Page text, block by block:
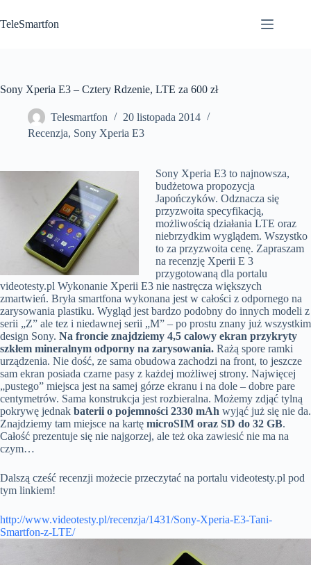
do
treści
TeleSmartfon
Sony Xperia E3 – Cztery Rdzenie, LTE za 600 zł
Telesmartfon
20 listopada 2014
Recenzja, Sony Xperia E3
Sony Xperia E3 to najnowsza,
budżetowa propozycja
Japończyków. Odznacza się
przyzwoita specyfikacją,
możliwością działania LTE oraz
niebrzydkim wyglądem. Wszystko
to za przyzwoita cenę. Zapraszam
na recenzję Xperii E 3
przygotowaną dla portalu
videotesty.pl Wykonanie Xperii E3 nie nastręcza większych
zmartwień. Bryła smartfona wykonana jest w całości z odpornego na
zarysowania plastiku. Wygląd jest bardzo podobny do innych modeli z
serii „Z” ale tez i niedawnej serii „M” – po prostu znany już wszystkim
design Sony. Na froncie znajdziemy 4,5 calowy ekran przykryty
szkłem mineralnym odporny na zarysowania. Rażą spore ramki
urządzenia. Nie dość, ze sama obudowa zachodzi na front, to jeszcze
sam ekran posiada czarne pasy z każdej możliwej strony. Najwięcej
„pustego” miejsca jest na samej górze ekranu i na dole – dobre pare
centymetrów. Sama konstrukcja jest rozbieralna. Możemy zdjąć tylną
pokrywę jednak baterii o pojemności 2330 mAh wyjąć już się nie da.
Znajdziemy tam miejsce na kartę microSIM oraz SD do 32 GB.
Całość prezentuje się nie najgorzej, ale też oka zawiesić nie ma na
czym…
Dalszą cześć recenzji możecie przeczytać na portalu videotesty.pl pod
tym linkiem!
http://www.videotesty.pl/recenzja/1431/Sony-Xperia-E3-Tani-
Smartfon-z-LTE/